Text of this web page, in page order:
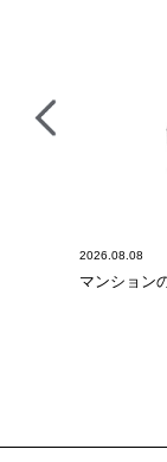
2026.08.08
マンション